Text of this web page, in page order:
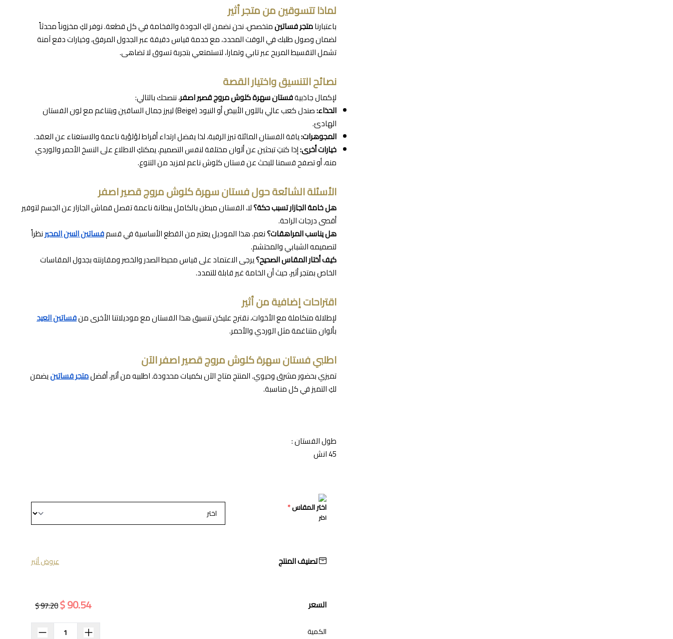
لماذا تتسوقين من متجر أثير
باعتبارنامتجر فساتينمتخصص، نحن نضمن لكِ الجودة والفخامة في كل قطعة. نوفر لكِ مخزوناً محدثاً
لضمان وصول طلبك في الوقت المحدد، مع خدمة قياس دقيقة عبر الجدول المرفق، وخيارات دفع آمنة
تشمل التقسيط المريح عبر تابي وتمارا، لتستمتعي بتجربة تسوق لا تضاهى.
نصائح التنسيق واختيار القصة
لإكمال جاذبيةفستان سهرة كلوش مروج قصير اصفر، ننصحك بالتالي:
الحذاء:
صندل كعب عالي باللون الأبيض أو النيود (Beige) ليبرز جمال الساقين ويتناغم مع لون الفستان
الهادئ.
المجوهرات:ياقة الفستان المائلة تبرز الرقبة، لذا يفضل ارتداء أقراط لؤلؤية ناعمة والاستغناء عن العقد.
خيارات أخرى:إذا كنتِ تبحثين عن ألوان مختلفة لنفس التصميم، يمكنكِ الاطلاع على النسخ الأحمر والوردي
منه، أو تصفح قسمنا للبحث عن فستان كلوش ناعم لمزيد من التنوع.
الأسئلة الشائعة حول فستان سهرة كلوش مروج قصير اصفر
هل خامة الجازار تسبب حكة؟لا، الفستان مبطن بالكامل ببطانة ناعمة تفصل قماش الجازار عن الجسم لتوفير
أقصى درجات الراحة.
هل يناسب المراهقات؟نعم، هذا الموديل يعتبر من القطع الأساسية في قسمفساتين السن المحيرنظراً
لتصميمه الشبابي والمحتشم.
كيف أختار المقاس الصحيح؟يرجى الاعتماد على قياس محيط الصدر والخصر ومقارنته بجدول المقاسات
الخاص بمتجر أثير، حيث أن الخامة غير قابلة للتمدد.
اقتراحات إضافية من أثير
لإطلالة متكاملة مع الأخوات، نقترح عليكن تنسيق هذا الفستان مع موديلاتنا الأخرى منفساتين العيد
بألوان متناغمة مثل الوردي والأحمر.
اطلبي فستان سهرة كلوش مروج قصير اصفر الآن
تميزي بحضور مشرق وحيوي. المنتج متاح الآن بكميات محدودة. اطلبيه من أثير، أفضلمتجر فساتينيضمن
لكِ التميز في كل مناسبة.
طول الفستان :
45 انش
اختر المقاس*
اختر
تصنيف المنتج عروض أثير
السعر 90.54 $
97.20 $
الكمية